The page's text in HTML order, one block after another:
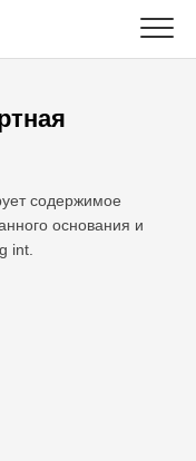
содержимое
основания и
int.